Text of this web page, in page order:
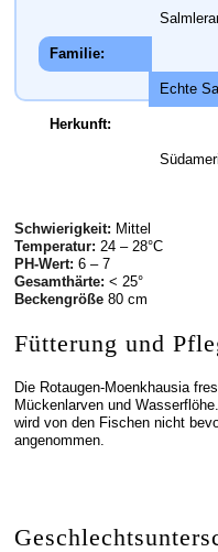
Familie:
Echte
Herkunft:
Schwierigkeit: Mittel
Temperatur: 24 – 28°C
PH-Wert: 6 – 7
Gesamthärte: < 25°
Beckengröße 80 cm
Fütterung und
Die Rotaugen-Moenkhausia
Mückenlarven und
wird von den Fischen nicht
angenommen.